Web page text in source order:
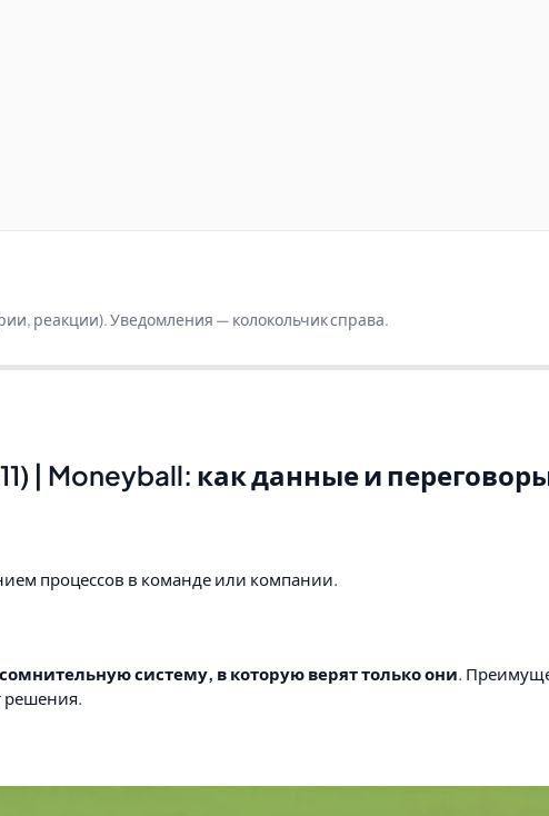
реакции). Уведомления — колокольчик справа.
| Moneyball: как данные и
процессов в команде или компании.
сомнительную систему, в которую верят только они.
решения.
хочу выделить основные для себя: